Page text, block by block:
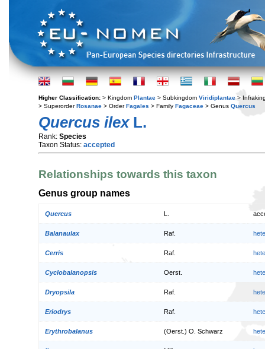
Higher Classification: > Kingdom Plantae > Subkingdom Viridiplantae >
> SuperorderRosanae > OrderFagales > Family Fagaceae > Genus Quercus
Quercus ilexL.
Rank: Species
Taxon Status: accepted
Relationships towards this taxon
Genus group names
Quercus
Balanaulax Raf.
Cerris Raf.
Cyclobalanopsis Oerst.
Dryopsila Raf.
Eriodrys Raf.
Erythrobalanus (Oerst.) O. Schwarz